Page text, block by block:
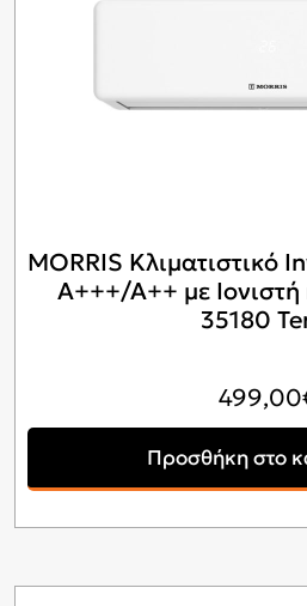
MORRIS Κλιματιστικό
A+++/A++ με
35180
499,00
Προσθήκη στο